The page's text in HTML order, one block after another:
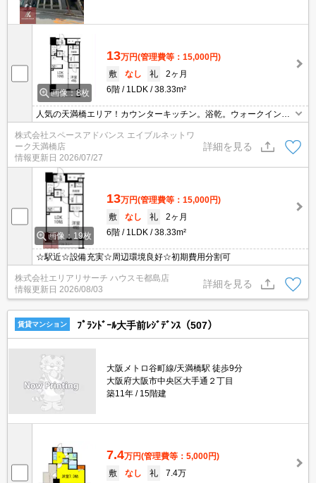
画像：8枚
13万円(管理費等：15,000円)
敷
なし 礼
2ヶ月
6階
1LDK 38.33m²
人気の天満橋エリア！カウンターキッチン。浴乾。ウォークインク
ローゼット付き。お問い合わせはエイブルネットワーク天満橋店ま
で06-4790-2228
株式会社スペースアドバンス エイブルネットワ
ーク天満橋店
情報更新日 2026/07/27
詳細を見る
画像：19枚
13万円(管理費等：15,000円)
敷
なし 礼
2ヶ月
6階
1LDK 38.33m²
☆駅近☆設備充実☆周辺環境良好☆初期費用分割可
株式会社エリアリサーチ ハウスモ都島店
情報更新日 2026/08/03
詳細を見る
賃貸マンション ﾌﾟﾗﾝﾄﾞｰﾙ大手前ﾚｼﾞﾃﾞﾝｽ（507）
大阪メトロ谷町線/天満橋駅 徒歩9分
大阪府大阪市中央区大手通２丁目
築11年
15階建
7.4万円(管理費等：5,000円)
敷
なし 礼
7.4万